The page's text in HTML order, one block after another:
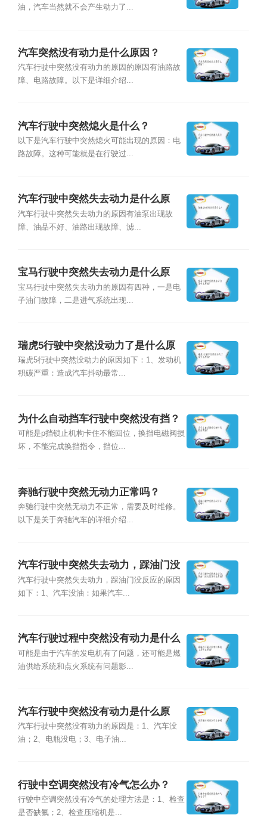
油，汽车当然就不会产生动力了...
汽车突然没有动力是什么原因？
汽车行驶中突然没有动力的原因的原因有油路故
障、电路故障。以下是详细介绍...
汽车行驶中突然熄火是什么？
以下是汽车行驶中突然熄火可能出现的原因：电
路故障。这种可能就是在行驶过...
汽车行驶中突然失去动力是什么原
因？
汽车行驶中突然失去动力的原因有油泵出现故
障、油品不好、油路出现故障、滤...
宝马行驶中突然失去动力是什么原
因？
宝马行驶中突然失去动力的原因有四种，一是电
子油门故障，二是进气系统出现...
瑞虎5行驶中突然没动力了是什么原
因？
瑞虎5行驶中突然没动力的原因如下：1、发动机
积碳严重：造成汽车抖动最常...
为什么自动挡车行驶中突然没有挡？
可能是p挡锁止机构卡住不能回位，换挡电磁阀损
坏，不能完成换挡指令，挡位...
奔驰行驶中突然无动力正常吗？
奔驰行驶中突然无动力不正常，需要及时维修。
以下是关于奔驰汽车的详细介绍...
汽车行驶中突然失去动力，踩油门没
反应是什么原因？
汽车行驶中突然失去动力，踩油门没反应的原因
如下：1、汽车没油：如果汽车...
汽车行驶过程中突然没有动力是什么
原因？
可能是由于汽车的发电机有了问题，还可能是燃
油供给系统和点火系统有问题影...
汽车行驶中突然没有动力是什么原
因？
汽车行驶中突然没有动力的原因是：1、汽车没
油；2、电瓶没电；3、电子油...
行驶中空调突然没有冷气怎么办？
行驶中空调突然没有冷气的处理方法是：1、检查
是否缺氟；2、检查压缩机是...